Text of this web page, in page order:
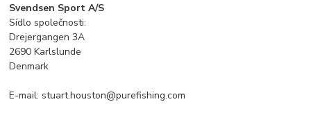
Svendsen Sport A/S
Sídlo společnosti:
Drejergangen 3A
2690 Karlslunde
Denmark
E-mail: stuart.houston@purefishing.com